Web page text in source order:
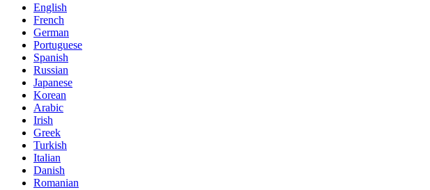
English
French
German
Portuguese
Spanish
Russian
Japanese
Korean
Arabic
Irish
Greek
Turkish
Italian
Danish
Romanian